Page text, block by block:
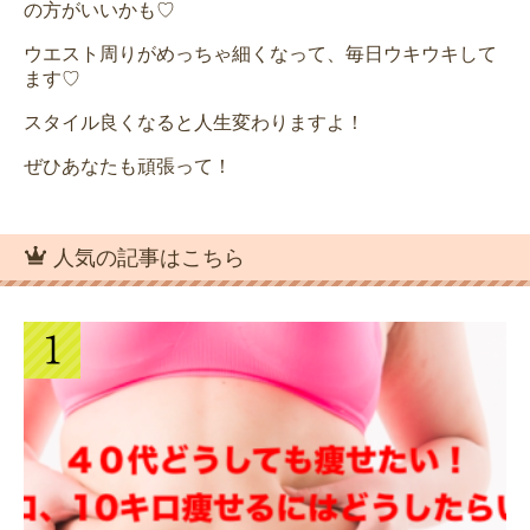
の方がいいかも♡
ウエスト周りがめっちゃ細くなって、毎日ウキウキして
ます♡
スタイル良くなると人生変わりますよ！
ぜひあなたも頑張って！
人気の記事はこちら